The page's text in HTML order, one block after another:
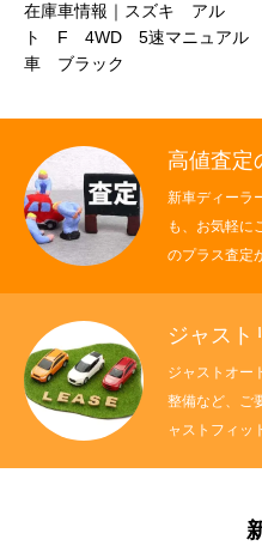
車検
各種手続
保険
お問い合わせ プライバシーポリ
在庫車情報｜スズキ アル
ト F 4WD 5速マニュアル
車 ブラック
高値査定
新車ディーラ
も、お気軽に
のプラス査定
ジャスト
ジャストオー
整備など、ご
ャストフィッ